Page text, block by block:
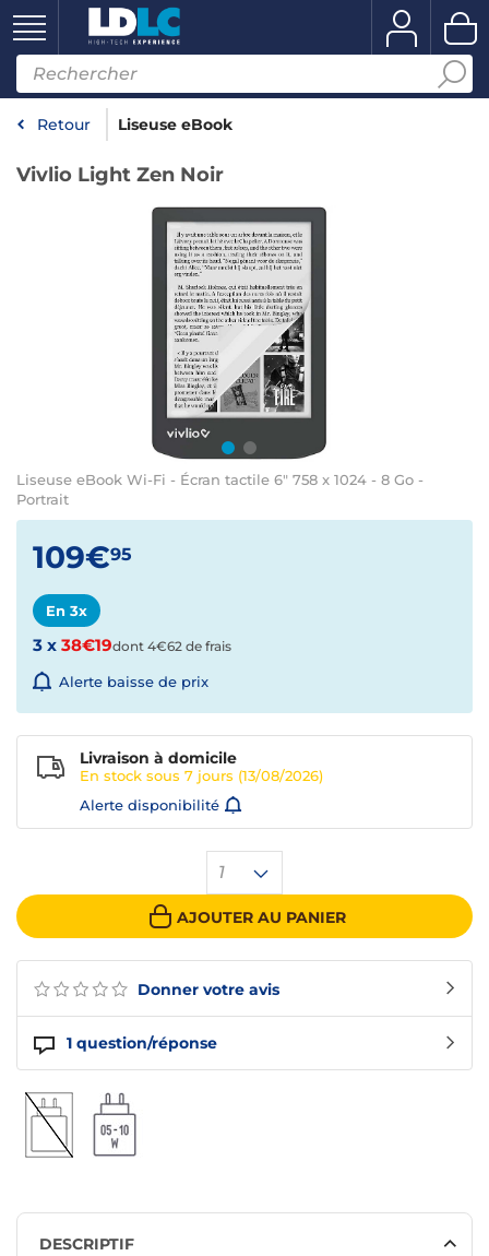
Retour Liseuse eBook
Vivlio Light Zen Noir
Liseuse eBook Wi-Fi - Écran tactile 6" 758 x 1024 - 8 Go -
Portrait
Donner votre avis
1 question/réponse
109€95
En 3x
3 x 38€19dont 4€62 de frais
Alerte baisse de prix
1
AJOUTER AU PANIER
Livraison à domicile
En stock sous 7 jours (13/08/2026)
Alerte disponibilité
DESCRIPTIF